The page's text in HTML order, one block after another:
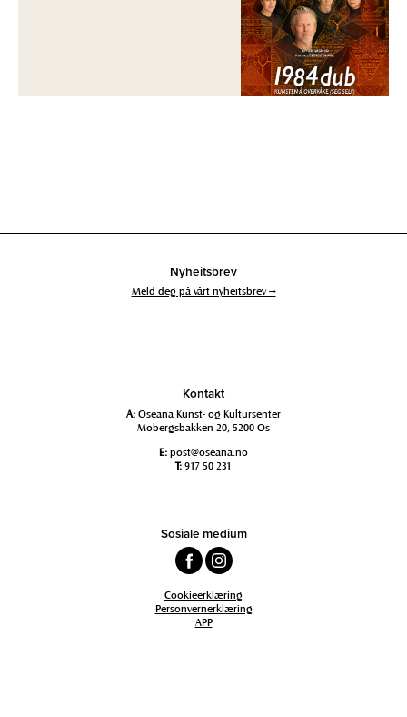
Nyheitsbrev
Meld deg på vårt nyheitsbrev →
Kontakt
A: Oseana Kunst- og Kultursenter
Mobergsbakken 20, 5200 Os
E: post@oseana.no
T: 917 50 231
Sosiale medium
Cookieerklæring
Personvernerklæring
APP